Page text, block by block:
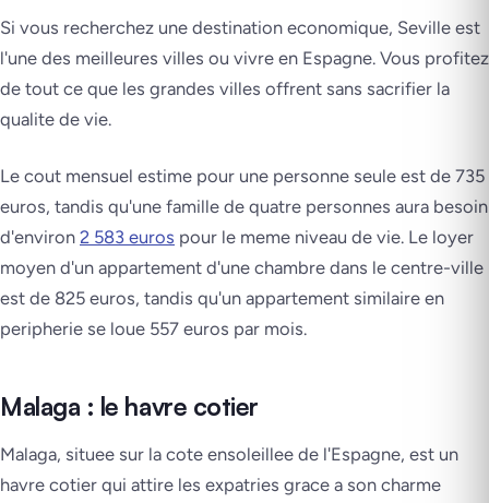
Si vous recherchez une destination economique, Seville est
l'une des meilleures villes ou vivre en Espagne. Vous profitez
de tout ce que les grandes villes offrent sans sacrifier la
qualite de vie.
Le cout mensuel estime pour une personne seule est de 735
euros, tandis qu'une famille de quatre personnes aura besoin
d'environ 2 583 euros pour le meme niveau de vie. Le loyer
moyen d'un appartement d'une chambre dans le centre-ville
est de 825 euros, tandis qu'un appartement similaire en
peripherie se loue 557 euros par mois.
Malaga : le havre cotier
Malaga, situee sur la cote ensoleillee de l'Espagne, est un
havre cotier qui attire les expatries grace a son charme